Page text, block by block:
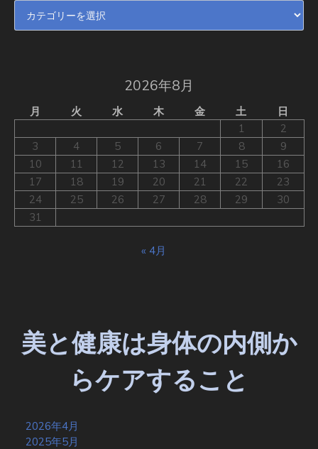
2026年8月
月 火 水 木 金 土
日
1
2
3
4 5 6 7 8
9
10
11 12 13 14 15
16
17
18 19 20 21 22
23
24
25 26 27 28 29
30
31
« 4月
美と健康は身体の内側か
らケアすること
2026年4月
2025年5月